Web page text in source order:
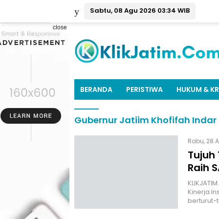
Sabtu, 08 Agu 2026 03:34 WIB
close
BERANDA PERISTIWA HUKUM &
Gubernur Jatiim Khofifah
Rabu, 28
Raih
Kinerja
berturut-